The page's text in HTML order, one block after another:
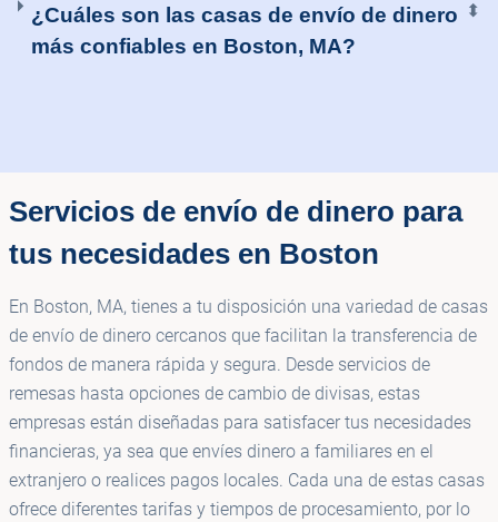
¿Cuáles son las casas de envío de dinero
más confiables en Boston, MA?
⬍
Servicios de envío de dinero para
tus necesidades en Boston
En Boston, MA, tienes a tu disposición una variedad de casas
de envío de dinero cercanos que facilitan la transferencia de
fondos de manera rápida y segura. Desde servicios de
remesas hasta opciones de cambio de divisas, estas
empresas están diseñadas para satisfacer tus necesidades
financieras, ya sea que envíes dinero a familiares en el
extranjero o realices pagos locales. Cada una de estas casas
ofrece diferentes tarifas y tiempos de procesamiento, por lo